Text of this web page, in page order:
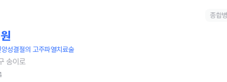
종합
성결절의 고주파열치료술
송이로